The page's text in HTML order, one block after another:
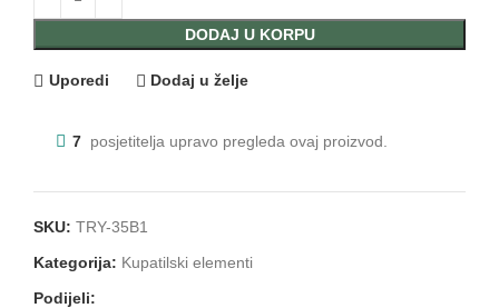
DODAJ U KORPU
Uporedi Dodaj u želje
7 posjetitelja upravo pregleda ovaj proizvod.
SKU: TRY-35B1
Kategorija: Kupatilski elementi
Podijeli: